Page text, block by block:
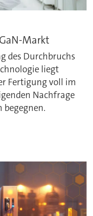
Markt
des Durchbruchs
liegt
Fertigung voll im
Nachfrage